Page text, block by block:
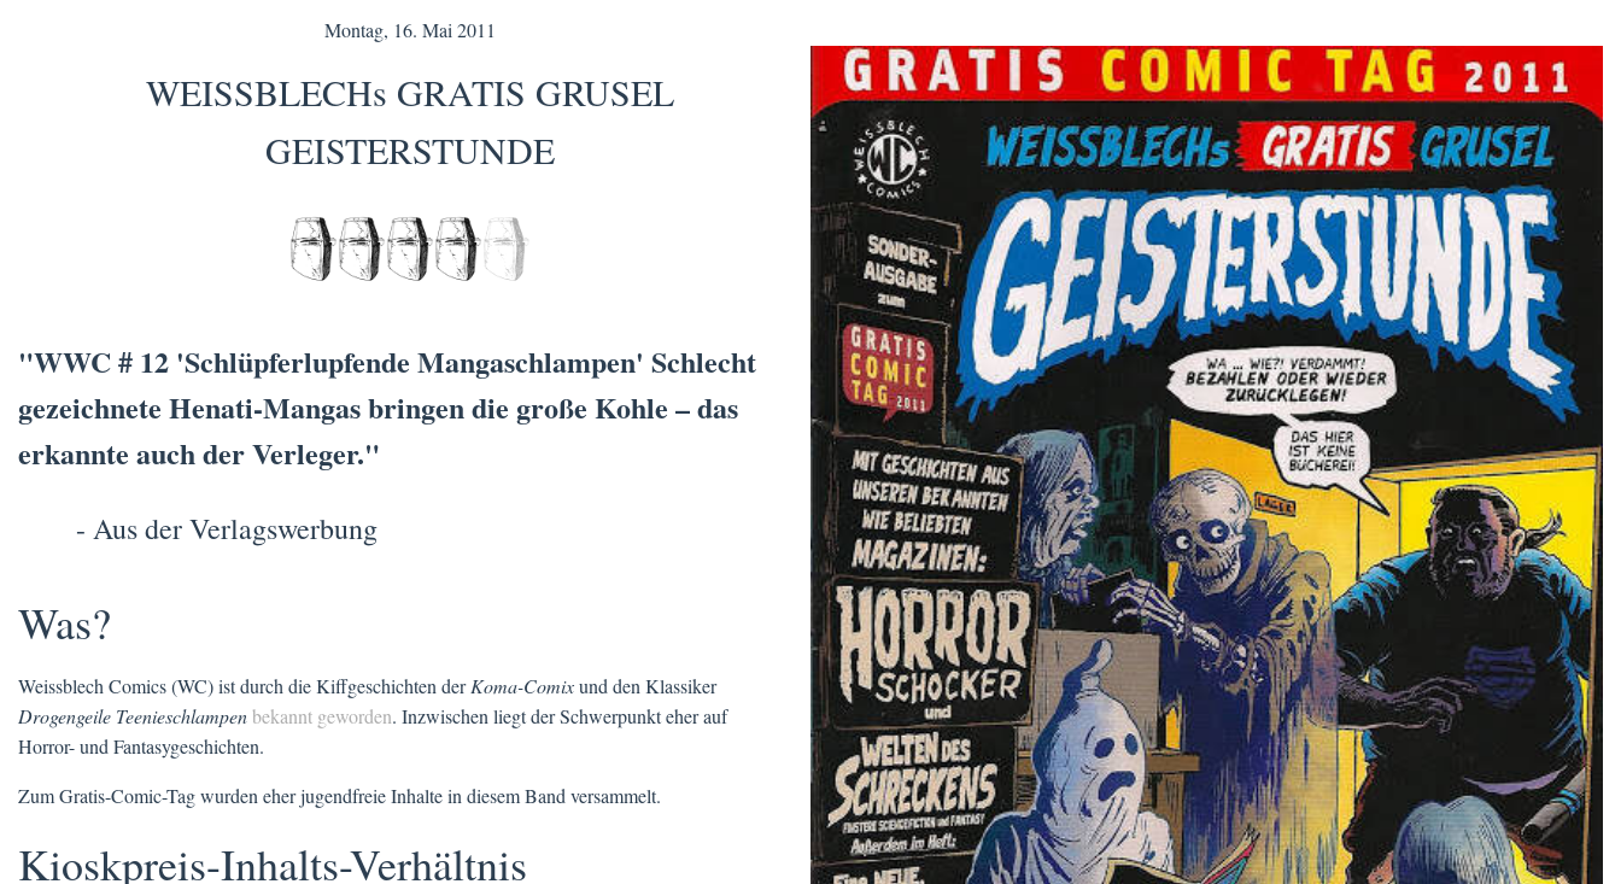
Montag, 16. Mai 2011
WEISSBLECHs GRATIS GRUSEL
GEISTERSTUNDE
"WWC # 12 'Schlüpferlupfende Mangaschlampen' Schlecht
gezeichnete Henati-Mangas bringen die große Kohle – das
erkannte auch der Verleger."
- Aus der Verlagswerbung
Was?
Weissblech Comics (WC) ist durch die Kiffgeschichten derKoma-Comixund den Klassiker
Drogengeile Teenieschlampenbekannt geworden. Inzwischen liegt der Schwerpunkt eher auf
Horror- und Fantasygeschichten.
Zum Gratis-Comic-Tag wurden eher jugendfreie Inhalte in diesem Band versammelt.
Kioskpreis-Inhalts-Verhältnis